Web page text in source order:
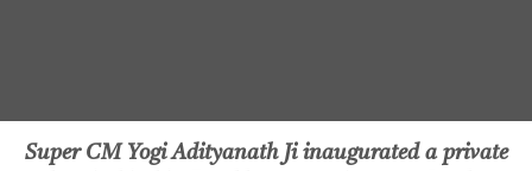
Super CM Yogi Adityanath Ji inaugurated a private